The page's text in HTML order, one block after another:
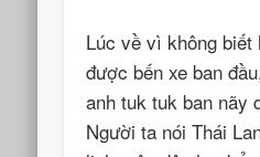
Lúc về vì không biết
được bến xe ban
anh tuk tuk ban nãy
Người ta nói Thái